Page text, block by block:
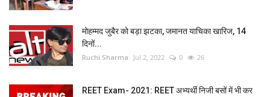
मोहम्मद जुबैर को बड़ा झटका, जमानत याचिका खारिज, 14
दिनों...
Ruchi Sharma Jul 2, 2022 0 26
REET Exam- 2021: REET अभ्यर्थी निजी बसों में भी कर